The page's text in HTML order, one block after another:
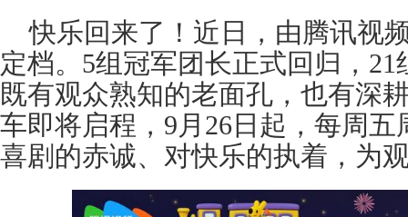
快乐回来了！近日，由腾讯视
定档。5组冠军团长正式回归，
既有观众熟知的老面孔，也有深
车即将启程，9月26日起，每周
喜剧的赤诚、对快乐的执着，为